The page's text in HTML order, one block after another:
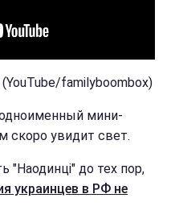
familyboombox)
мини-
скоро увидит свет.
"Наодинці" до тех пор,
украинцев в РФ не